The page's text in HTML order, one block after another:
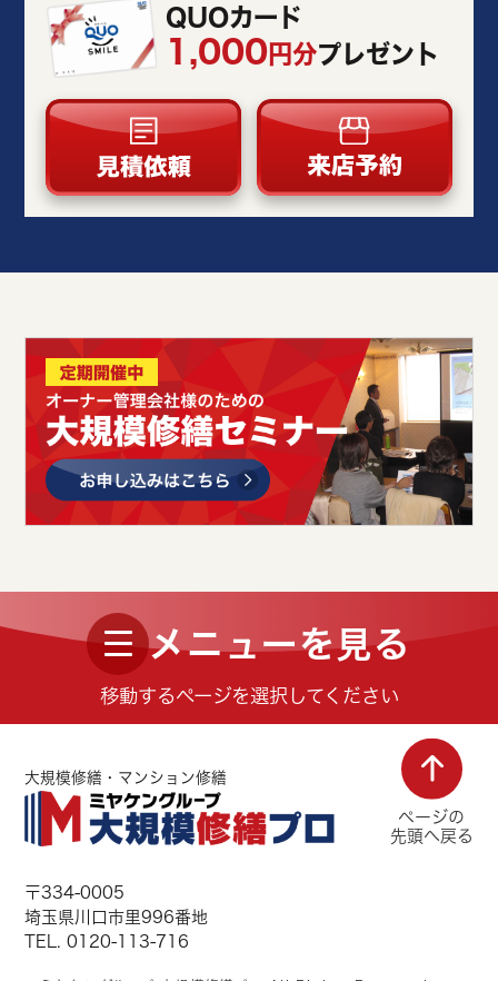
QUOカード
1,000円分プレゼント
メニューを見る
移動するページを選択してください
ページの
先頭へ戻る
大規模修繕・マンション修繕
〒334-0005
埼玉県川口市里996番地
TEL. 0120-113-716